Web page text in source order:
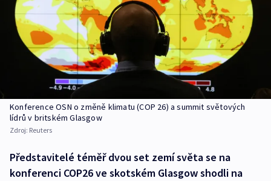
Konference OSN o změně klimatu (COP 26) a summit světových
lídrů v britském Glasgow
Zdroj: Reuters
Představitelé téměř dvou set zemí světa se na
konferenci COP26 ve skotském Glasgow shodli na